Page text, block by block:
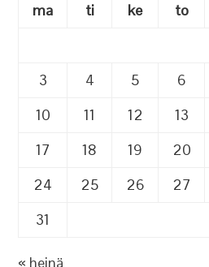
ma
ti ke to
3
4 5 6
10
11 12 13
17
18 19 20
24
25 26 27
31
« heinä